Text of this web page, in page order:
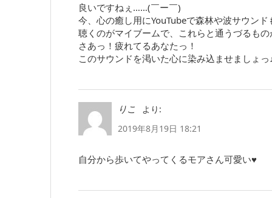
良いですねぇ……(￣ー￣)
今、心の癒し用にYouTubeで森林や波サウンド
聴くのがマイブームで、これらと通うづるも
さあっ！疲れてるあなたっ！
このサウンドを渇いた心に染み込ませましょっ
りこ
より:
2019年8月19日 18:21
自分から歩いてやってくるモアさん可愛い♥️